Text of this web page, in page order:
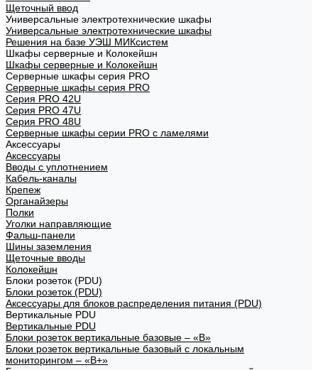
Щеточный ввод
Универсальные электротехнические шкафы
Универсальные электротехнические шкафы
Решения на базе УЭШ МИКсистем
Шкафы серверные и Колокейшн
Шкафы серверные и Колокейшн
Серверные шкафы серия PRO
Серверные шкафы серия PRO
Серия PRO 42U
Серия PRO 47U
Серия PRO 48U
Серверные шкафы серии PRO с ламелями
Аксессуары
Аксессуары
Вводы с уплотнением
Кабель-каналы
Крепеж
Органайзеры
Полки
Уголки направляющие
Фальш-панели
Шины заземления
Щеточные вводы
Колокейшн
Блоки розеток (PDU)
Блоки розеток (PDU)
Аксессуары для блоков распределения питания (PDU)
Вертикальные PDU
Вертикальные PDU
Блоки розеток вертикальные базовые – «В»
Блоки розеток вертикальные базовый с локальным
мониторингом – «В+»